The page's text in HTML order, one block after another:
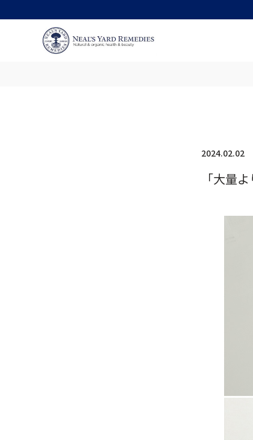
2024.02.02
「大量